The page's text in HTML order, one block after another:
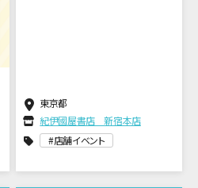
東京都
紀伊國屋書店 新宿本店
店舗イベント